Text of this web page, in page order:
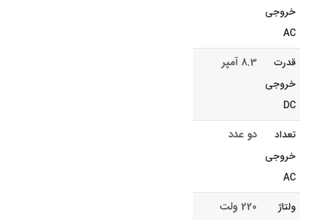
خروجی
AC
قدرت
خروجی
DC
8.3 آمپر
تعداد
خروجی
AC
دو عدد
ولتاژ
220 ولت